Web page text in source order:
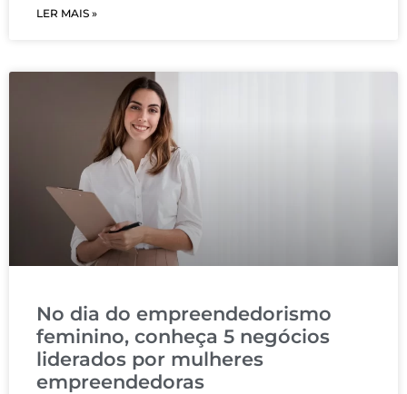
LER MAIS »
No dia do empreendedorismo
feminino, conheça 5 negócios
liderados por mulheres
empreendedoras